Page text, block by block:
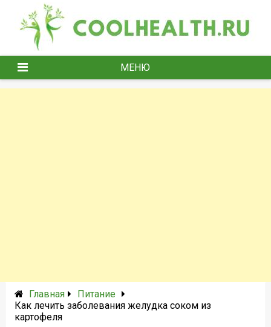
содержимому
МЕНЮ
Главная
Питание
Как лечить заболевания желудка соком из
картофеля